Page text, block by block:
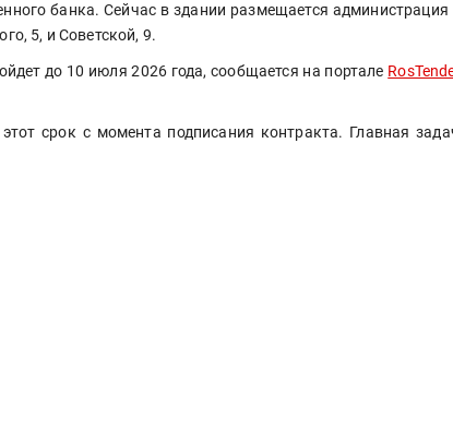
банка. Сейчас в здании размещается
5, и Советской, 9.
до 10 июля 2026 года, сообщается на портале
срок с момента подписания контракта. Главная